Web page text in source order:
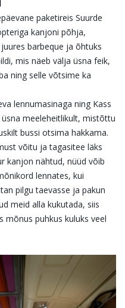
paketireis Suurde
kanjoni põhja,
barbeque ja õhtuks
mis näeb välja üsna feik,
ning selle võtsime ka
lennumasinaga ning Kass
meeleheitlikult, mistõttu
bussi otsima hakkama.
võitu ja tagasitee läks
kanjon nähtud, nüüd võib
lennates, kui
pilgu taevasse ja pakun
meid alla kukutada, siis
mõnus puhkus kuluks veel